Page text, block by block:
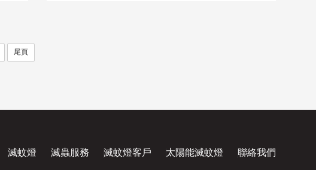
尾頁
滅蚊燈 滅蟲服務 滅蚊燈客戶 太陽能滅蚊燈 聯絡我們